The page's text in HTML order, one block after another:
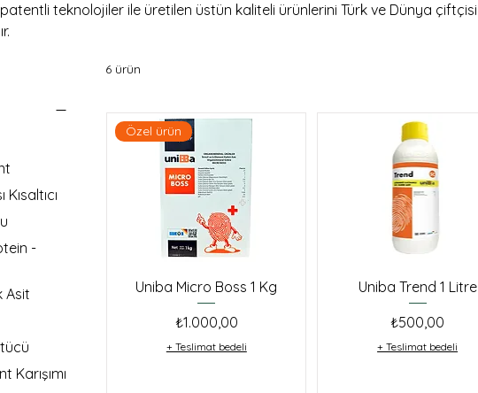
patentli teknolojiler ile üretilen üstün kaliteli ürünlerini Türk ve Dünya çiftçisi
-
Asit
Karışımı
6 ürün
Özel ürün
Uniba Micro Boss 1 Kg
Fiyat
₺1.000,00
+ Teslimat bedeli
Uniba Trend 1 Litre
Fiyat
₺500,00
+ Teslimat bedeli